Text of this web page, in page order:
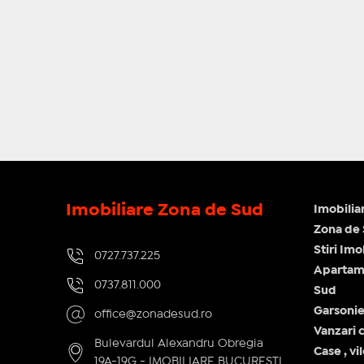
Imobiliare Zona de Sud
0727.737.225
0737.811.000
office@zonadesud.ro
Bulevardul Alexandru Obregia
19A-19G - IMOBILIARE BUCURESTI
Zona de
Stiri
Sud
Vanzari
Case ,